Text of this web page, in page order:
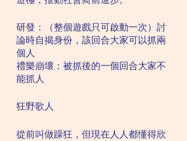
研發：（整個遊戲只可啟動一次）討
論時自揭身份，該回合大家可以抓兩
個人
禮樂崩壞：被抓後的一個回合大家不
能抓人
狂野歌人
從前叫做躁狂，但現在人人都懂得欣